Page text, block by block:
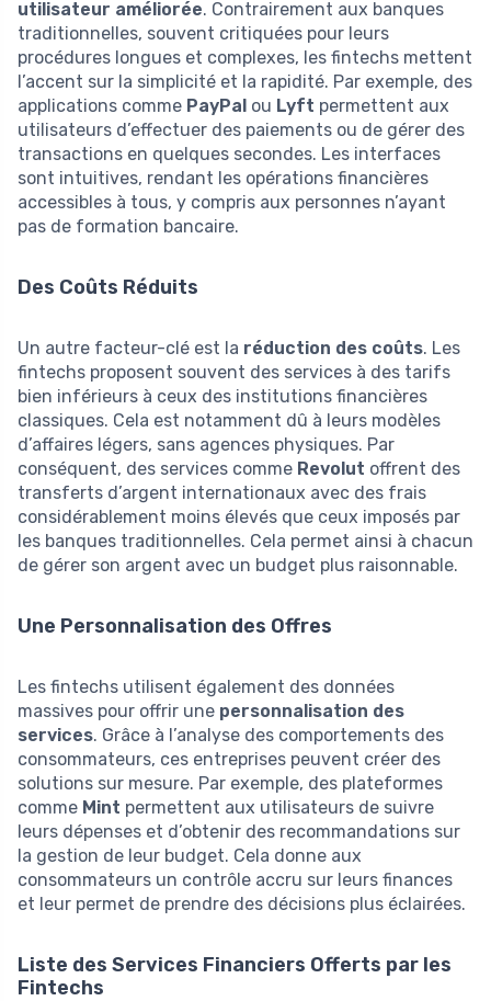
utilisateur améliorée. Contrairement aux banques
traditionnelles, souvent critiquées pour leurs
procédures longues et complexes, les fintechs mettent
l’accent sur la simplicité et la rapidité. Par exemple, des
applications comme PayPal ou Lyft permettent aux
utilisateurs d’effectuer des paiements ou de gérer des
transactions en quelques secondes. Les interfaces
sont intuitives, rendant les opérations financières
accessibles à tous, y compris aux personnes n’ayant
pas de formation bancaire.
Des Coûts Réduits
Un autre facteur-clé est la réduction des coûts. Les
fintechs proposent souvent des services à des tarifs
bien inférieurs à ceux des institutions financières
classiques. Cela est notamment dû à leurs modèles
d’affaires légers, sans agences physiques. Par
conséquent, des services comme Revolut offrent des
transferts d’argent internationaux avec des frais
considérablement moins élevés que ceux imposés par
les banques traditionnelles. Cela permet ainsi à chacun
de gérer son argent avec un budget plus raisonnable.
Une Personnalisation des Offres
Les fintechs utilisent également des données
massives pour offrir une personnalisation des
services. Grâce à l’analyse des comportements des
consommateurs, ces entreprises peuvent créer des
solutions sur mesure. Par exemple, des plateformes
comme Mint permettent aux utilisateurs de suivre
leurs dépenses et d’obtenir des recommandations sur
la gestion de leur budget. Cela donne aux
consommateurs un contrôle accru sur leurs finances
et leur permet de prendre des décisions plus éclairées.
Liste des Services Financiers Offerts par les
Fintechs